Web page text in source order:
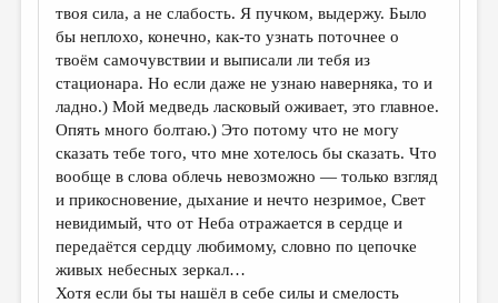
твоя сила, а не слабость. Я пучком, выдержу. Было
бы неплохо, конечно, как-то узнать поточнее о
твоём самочувствии и выписали ли тебя из
стационара. Но если даже не узнаю наверняка, то и
ладно.) Мой медведь ласковый оживает, это главное.
Опять много болтаю.) Это потому что не могу
сказать тебе того, что мне хотелось бы сказать. Что
вообще в слова облечь невозможно — только взгляд
и прикосновение, дыхание и нечто незримое, Свет
невидимый, что от Неба отражается в сердце и
передаётся сердцу любимому, словно по цепочке
живых небесных зеркал…
Хотя если бы ты нашёл в себе силы и смелость